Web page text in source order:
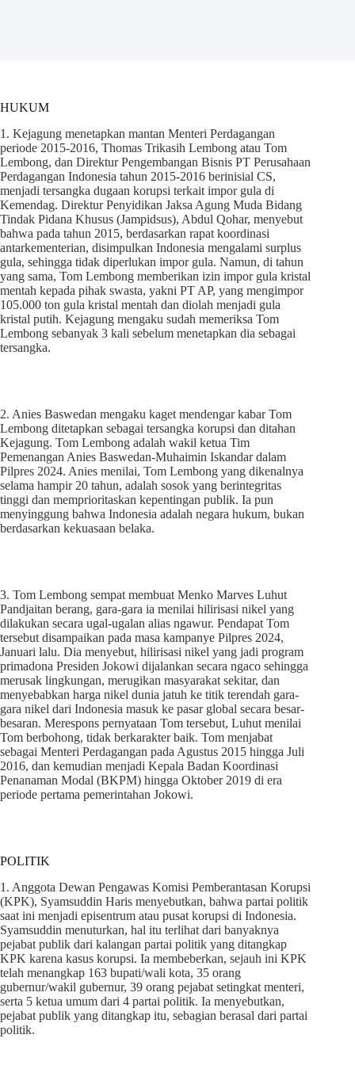
HUKUM
1. Kejagung menetapkan mantan Menteri Perdagangan
periode 2015-2016, Thomas Trikasih Lembong atau Tom
Lembong, dan Direktur Pengembangan Bisnis PT Perusahaan
Perdagangan Indonesia tahun 2015-2016 berinisial CS,
menjadi tersangka dugaan korupsi terkait impor gula di
Kemendag. Direktur Penyidikan Jaksa Agung Muda Bidang
Tindak Pidana Khusus (Jampidsus), Abdul Qohar, menyebut
bahwa pada tahun 2015, berdasarkan rapat koordinasi
antarkementerian, disimpulkan Indonesia mengalami surplus
gula, sehingga tidak diperlukan impor gula. Namun, di tahun
yang sama, Tom Lembong memberikan izin impor gula kristal
mentah kepada pihak swasta, yakni PT AP, yang mengimpor
105.000 ton gula kristal mentah dan diolah menjadi gula
kristal putih. Kejagung mengaku sudah memeriksa Tom
Lembong sebanyak 3 kali sebelum menetapkan dia sebagai
tersangka.
2. Anies Baswedan mengaku kaget mendengar kabar Tom
Lembong ditetapkan sebagai tersangka korupsi dan ditahan
Kejagung. Tom Lembong adalah wakil ketua Tim
Pemenangan Anies Baswedan-Muhaimin Iskandar dalam
Pilpres 2024. Anies menilai, Tom Lembong yang dikenalnya
selama hampir 20 tahun, adalah sosok yang berintegritas
tinggi dan memprioritaskan kepentingan publik. Ia pun
menyinggung bahwa Indonesia adalah negara hukum, bukan
berdasarkan kekuasaan belaka.
3. Tom Lembong sempat membuat Menko Marves Luhut
Pandjaitan berang, gara-gara ia menilai hilirisasi nikel yang
dilakukan secara ugal-ugalan alias ngawur. Pendapat Tom
tersebut disampaikan pada masa kampanye Pilpres 2024,
Januari lalu. Dia menyebut, hilirisasi nikel yang jadi program
primadona Presiden Jokowi dijalankan secara ngaco sehingga
merusak lingkungan, merugikan masyarakat sekitar, dan
menyebabkan harga nikel dunia jatuh ke titik terendah gara-
gara nikel dari Indonesia masuk ke pasar global secara besar-
besaran. Merespons pernyataan Tom tersebut, Luhut menilai
Tom berbohong, tidak berkarakter baik. Tom menjabat
sebagai Menteri Perdagangan pada Agustus 2015 hingga Juli
2016, dan kemudian menjadi Kepala Badan Koordinasi
Penanaman Modal (BKPM) hingga Oktober 2019 di era
periode pertama pemerintahan Jokowi.
POLITIK
1. Anggota Dewan Pengawas Komisi Pemberantasan Korupsi
(KPK), Syamsuddin Haris menyebutkan, bahwa partai politik
saat ini menjadi episentrum atau pusat korupsi di Indonesia.
Syamsuddin menuturkan, hal itu terlihat dari banyaknya
pejabat publik dari kalangan partai politik yang ditangkap
KPK karena kasus korupsi. Ia membeberkan, sejauh ini KPK
telah menangkap 163 bupati/wali kota, 35 orang
gubernur/wakil gubernur, 39 orang pejabat setingkat menteri,
serta 5 ketua umum dari 4 partai politik. Ia menyebutkan,
pejabat publik yang ditangkap itu, sebagian berasal dari partai
politik.